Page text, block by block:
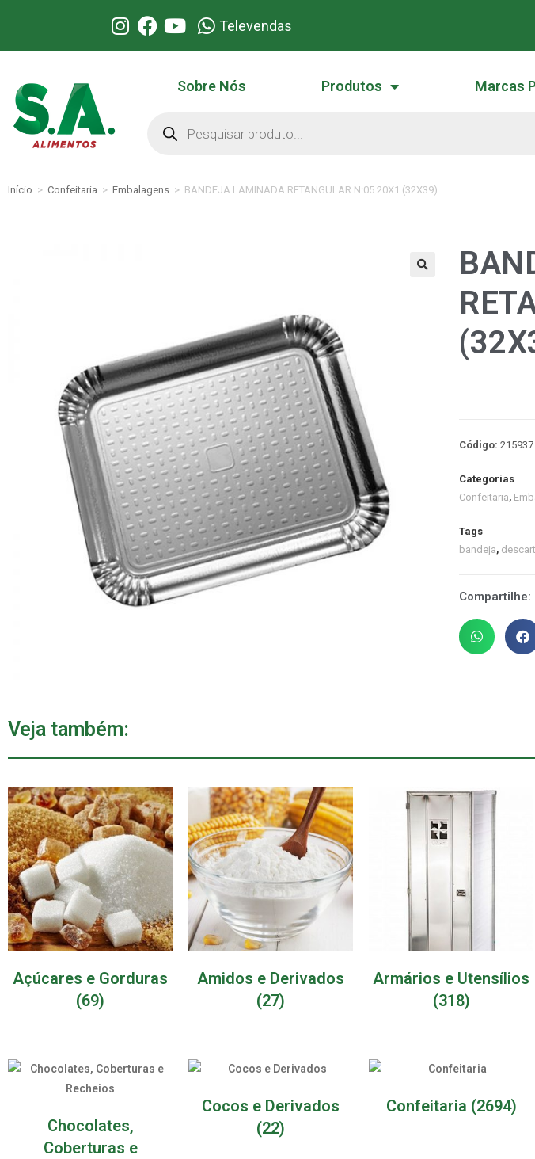
Televendas
Sobre Nós Produtos Marcas
Início > Confeitaria > Embalagens > BANDEJA LAMINADA RETANGULAR N:05 20X1 (32X39)
Código: 215937
Categorias
Confeitaria,
Tags
bandeja,
Compartilhe:
Veja também:
Açúcares e Gorduras
(69)
Amidos e Derivados
(27)
Armários e Utensílios
(318)
Chocolates,
Coberturas e
Cocos e Derivados
(22)
Confeitaria (2694)